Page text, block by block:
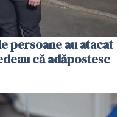
persoane au atacat
că adăpostesc